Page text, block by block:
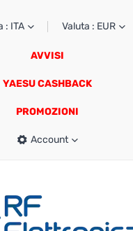
: ITA Valuta : EUR
AVVISI
YAESU CASHBACK
PROMOZIONI
Account